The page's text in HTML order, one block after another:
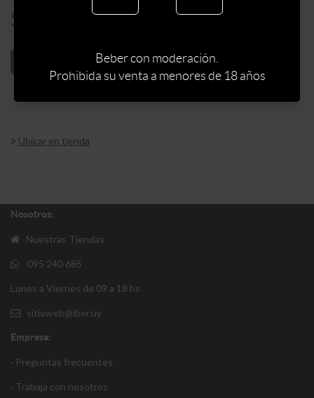
$
AÑADIR AL CARRITO
Ubicar en tienda
Nosotros:
Nuestras Tiendas
095 240 685
Lunes a Viernes de 09 a 18 hs
sitioweb@iber.uy
Empresa:
· Preguntas frecuentes
· Trabaja con nosotros
Beber con moderación.
Prohibida su venta a menores de 18 años